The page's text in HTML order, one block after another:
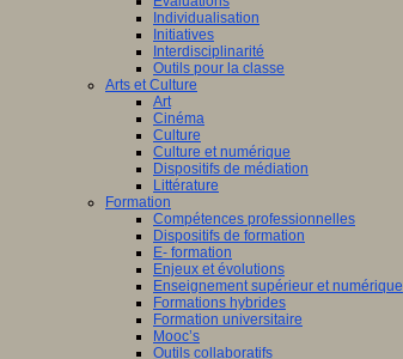
Individualisation
Initiatives
Interdisciplinarité
Outils pour la classe
Arts et Culture
Art
Cinéma
Culture
Culture et numérique
Dispositifs de médiation
Littérature
Formation
Compétences professionnelles
Dispositifs de formation
E- formation
Enjeux et évolutions
Enseignement supérieur et numérique
Formations hybrides
Formation universitaire
Mooc’s
Outils collaboratifs